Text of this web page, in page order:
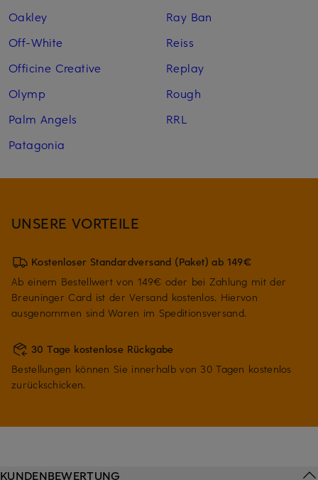
Oakley
Off-White
Officine Creative
Olymp
Palm Angels
Patagonia
Ray Ban
Reiss
Replay
Rough
RRL
UNSERE VORTEILE
Kostenloser Standardversand (Paket) ab 149€
Ab einem Bestellwert von 149€ oder bei Zahlung mit der
Breuninger Card ist der Versand kostenlos. Hiervon
ausgenommen sind Waren im Speditionsversand.
30 Tage kostenlose Rückgabe
Bestellungen können Sie innerhalb von 30 Tagen kostenlos
zurückschicken.
KUNDENBEWERTUNG